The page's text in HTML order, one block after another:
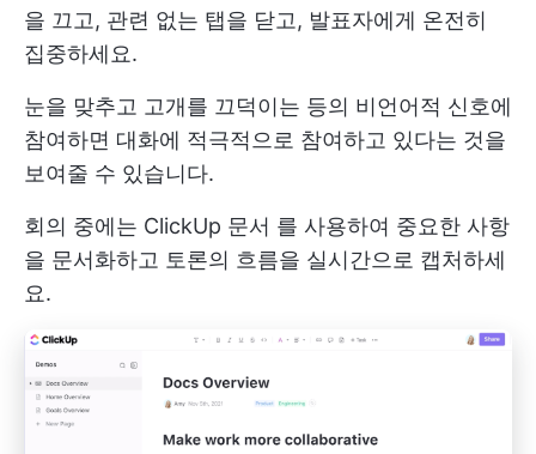
을 끄고, 관련 없는 탭을 닫고, 발표자에게 온전히
집중하세요.
눈을 맞추고 고개를 끄덕이는 등의 비언어적 신호에
참여하면 대화에 적극적으로 참여하고 있다는 것을
보여줄 수 있습니다.
회의 중에는 ClickUp 문서 를 사용하여 중요한 사항
을 문서화하고 토론의 흐름을 실시간으로 캡처하세
요.